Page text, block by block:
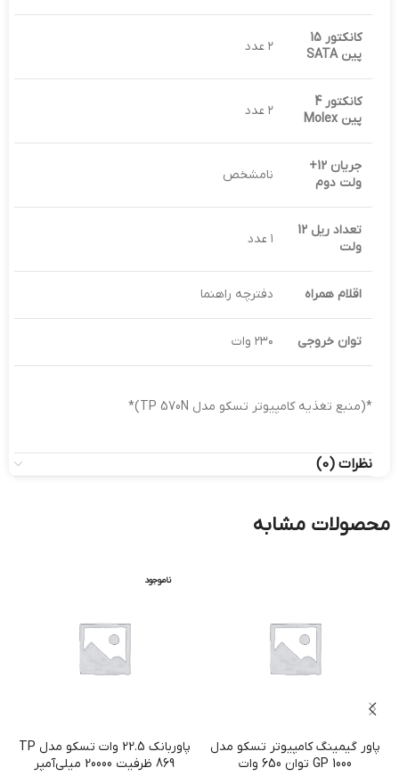
کانکتور 15
پین SATA ۲ عدد
کانکتور 4
پین
۲ عدد
جریان 12+
ولت دوم
نامشخص
تعداد ریل 12
ولت
۱ عدد
اقلام همراه دفترچه راهنما
توان خروجی ۲۳۰ وات
*(منبع تغذیه کامپیوتر تسکو مدل TP 570N)*
نظرات (0)
محصولات مشابه
پاور گیمینگ کامپیوتر تسکو مدل
GP 1000 توان 650 وات
ناموجود
پاوربانک 22.5 وات تسکو مدل TP
869 ظرفیت 20000 میلی‌آمپر